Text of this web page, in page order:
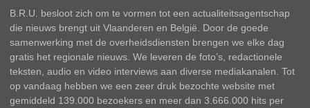
B.R.U. besloot zich om te vormen tot een actualiteitsagentschap
die nieuws brengt uit Vlaanderen en België. Door de goede
samenwerking met de overheidsdiensten brengen we elke dag
gratis het regionale nieuws. We leveren de foto’s, redactionele
teksten, audio en video interviews aan diverse mediakanalen. Tot
op vandaag hebben we een zeer druk bezochte website met
gemiddeld 139.000 bezoekers en meer dan 3.666.000 hits per